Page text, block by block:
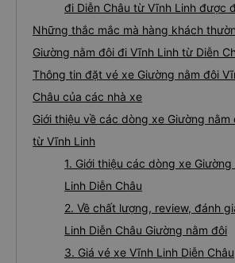
đi Diễn Châu từ Vĩnh Linh được
Những thắc mắc mà hàng khách
Giường nằm đôi đi Vĩnh Linh từ Diễn
Thông tin đặt vé xe Giường nằm đôi
Châu của các nhà xe
Giới thiệu về các dòng xe Giường nằm
từ Vĩnh Linh
1. Giới thiệu các dòng xe
Linh Diễn Châu
2. Về chất lượng, review, đánh
Linh Diễn Châu Giường nằm đôi
3. Giá vé xe Vĩnh Linh Diễn Châu